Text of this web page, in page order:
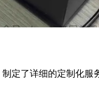
定了详细的定制化服